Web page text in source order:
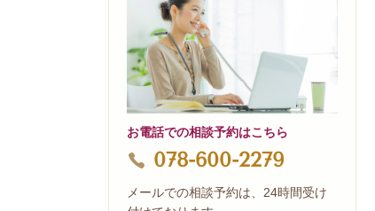
お電話での相談予約はこちら
078-600-2279
メールでの相談予約は、24時間受け